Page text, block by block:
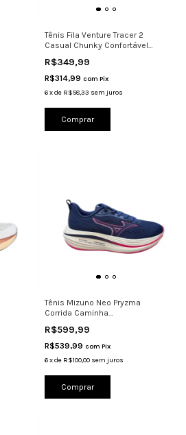
Tênis Fila Venture Tracer 2
Casual Chunky Confortável
R$349,99
R$314,99 com Pix
6 xde R$58,33 sem juros
Comprar
Tênis Mizuno Neo Pryzma
Corrida Caminha
R$599,99
R$539,99 com Pix
6 xde R$100,00 sem juros
Comprar